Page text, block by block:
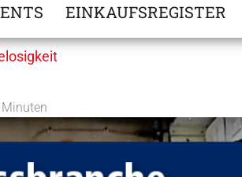
EINKAUFSREGISTER
Minuten